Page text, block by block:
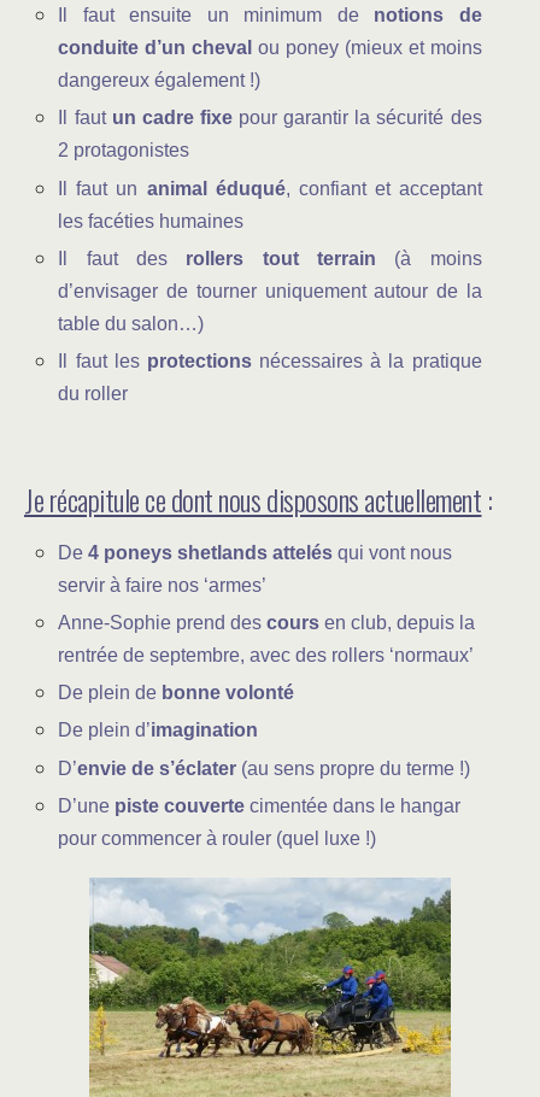
Il faut ensuite un minimum de notions de
conduite d’un cheval ou poney (mieux et moins
dangereux également !)
Il faut un cadre fixepour garantir la sécurité des
2 protagonistes
Il faut un animal éduqué, confiant et acceptant
les facéties humaines
Il faut des rollers tout terrain (à moins
d’envisager de tourner uniquement autour de la
table du salon…)
Il faut les protectionsnécessaires à la pratique
du roller
Je récapitule ce dont nous disposons actuellement:
De4 poneys shetlands attelés qui vont nous
servir à faire nos ‘armes’
Anne-Sophie prend descours en club, depuis la
rentrée de septembre, avec des rollers ‘normaux’
De plein de bonne volonté
De plein d’imagination
D’envie de s’éclater (au sens propre du terme !)
D’une piste couverte cimentée dans le hangar
pour commencer à rouler (quel luxe !)